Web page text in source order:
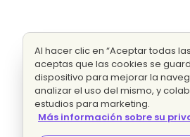
Al hacer clic en “Aceptar todas
aceptas que las cookies se
dispositivo para mejorar la
analizar el uso del mismo, y
estudios para marketing.
Más información sobre su